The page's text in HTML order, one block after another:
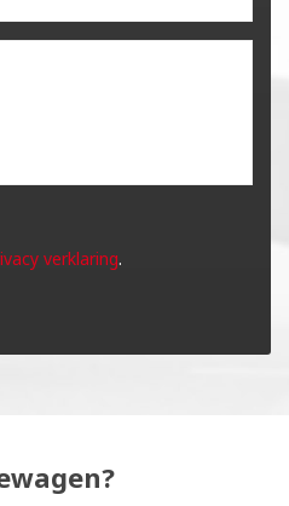
verklaring.